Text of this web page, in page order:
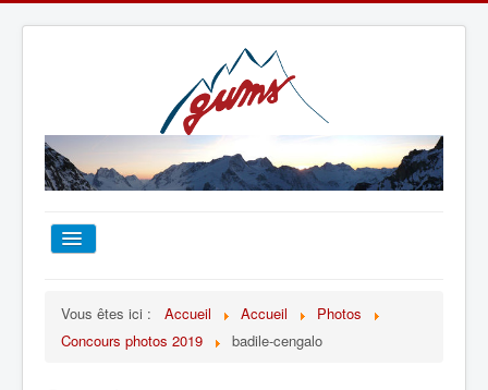
TOUT SUR LE GUMS
Vous êtes ici : Accueil Accueil
Photos
Concours photos 2019
badile-cengalo